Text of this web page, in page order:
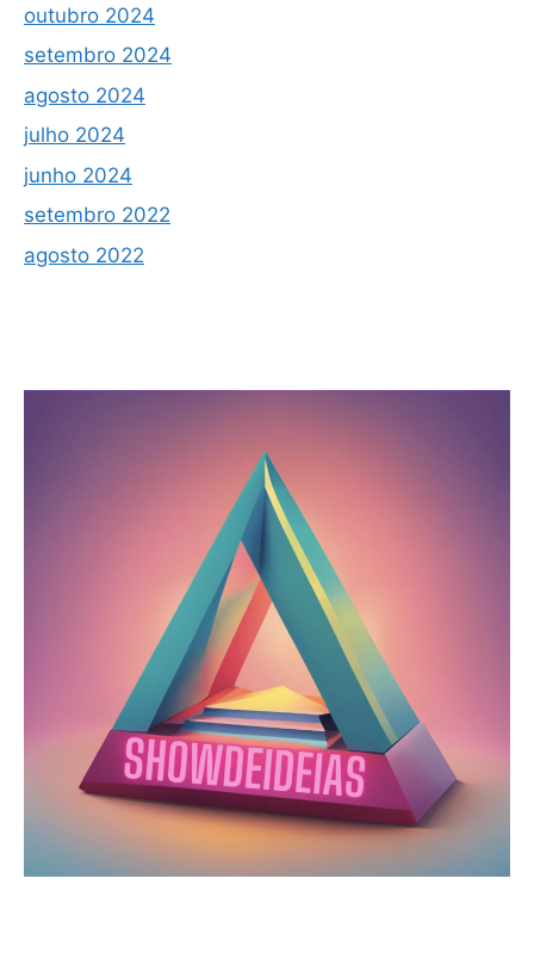
outubro 2024
setembro 2024
agosto 2024
julho 2024
junho 2024
setembro 2022
agosto 2022